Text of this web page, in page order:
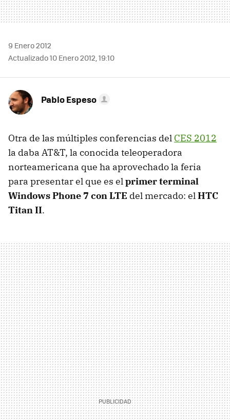
9 Enero 2012
Actualizado 10 Enero 2012, 19:10
Pablo Espeso
Otra de las múltiples conferencias del CES 2012
la daba AT&T, la conocida teleoperadora
norteamericana que ha aprovechado la feria
para presentar el que es el primer terminal
Windows Phone 7 con LTE del mercado: el HTC
Titan II.